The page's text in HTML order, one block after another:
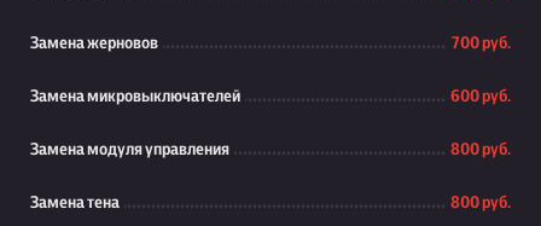
Замена жерновов 700 руб.
Замена микровыключателей 600 руб.
Замена модуля управления 800 руб.
Замена тена 800 руб.